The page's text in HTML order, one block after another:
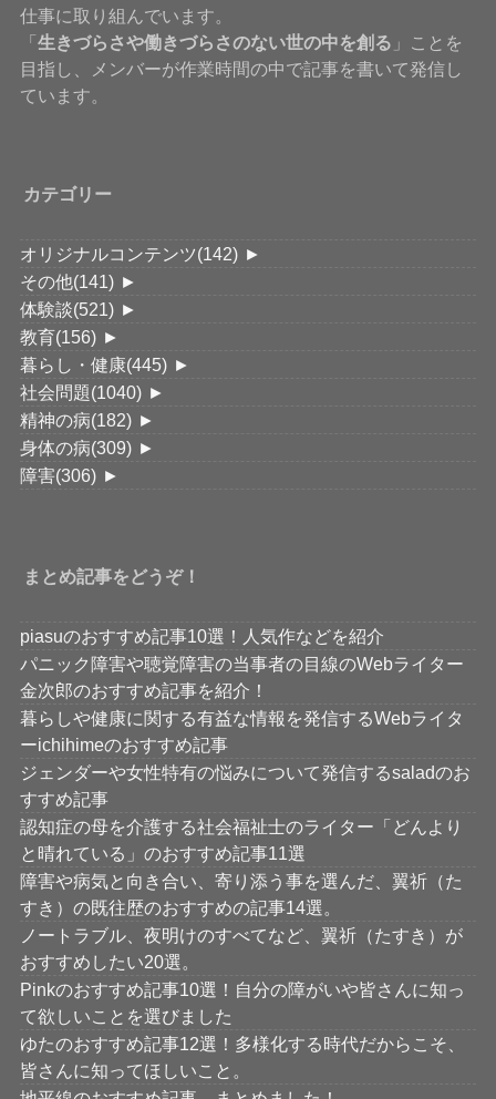
仕事に取り組んでいます。
「生きづらさや働きづらさのない世の中を創る 」ことを
目指し、メンバーが作業時間の中で記事を書いて発信し
ています。
カテゴリー
オリジナルコンテンツ(142) ►
その他(141) ►
体験談(521) ►
教育(156) ►
暮らし・健康(445) ►
社会問題(1040) ►
精神の病(182) ►
身体の病(309) ►
障害(306) ►
まとめ記事をどうぞ！
piasuのおすすめ記事10選！人気作などを紹介
パニック障害や聴覚障害の当事者の目線のWebライター
金次郎のおすすめ記事を紹介！
暮らしや健康に関する有益な情報を発信するWebライタ
ーichihimeのおすすめ記事
ジェンダーや女性特有の悩みについて発信するsaladのお
すすめ記事
認知症の母を介護する社会福祉士のライター「どんより
と晴れている」のおすすめ記事11選
障害や病気と向き合い、寄り添う事を選んだ、翼祈（た
すき）の既往歴のおすすめの記事14選。
ノートラブル、夜明けのすべてなど、翼祈（たすき）が
おすすめしたい20選。
Pinkのおすすめ記事10選！自分の障がいや皆さんに知っ
て欲しいことを選びました
ゆたのおすすめ記事12選！多様化する時代だからこそ、
皆さんに知ってほしいこと。